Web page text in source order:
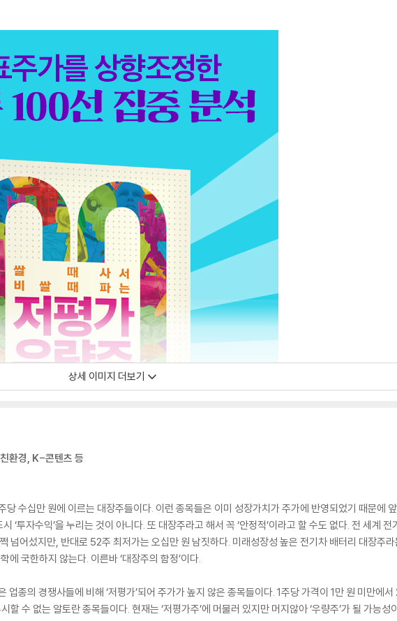
상세 이미지 더보기
환경, K-콘텐츠 등
수십만 원에 이르는 대장주들이다. 이런 종목들은 이미 성장가치가 주가에 반영되었기 때문에
‘투자수익’을 누리는 것이 아니다. 또 대장주라고 해서 꼭 ‘안정적’이라고 할 수도 없다. 전 세계
넘어섰지만, 반대로 52주 최저가는 오십만 원 남짓하다. 미래성장성 높은 전기차 배터리 대장주
국한하지 않는다. 이른바 ‘대장주의 함정’이다.
업종의 경쟁사들에 비해 ‘저평가’되어 주가가 높지 않은 종목들이다. 1주당 가격이 1만 원 미만에
수 없는 알토란 종목들이다. 현재는 ‘저평가주’에 머물러 있지만 머지않아 ‘우량주’가 될 가능성